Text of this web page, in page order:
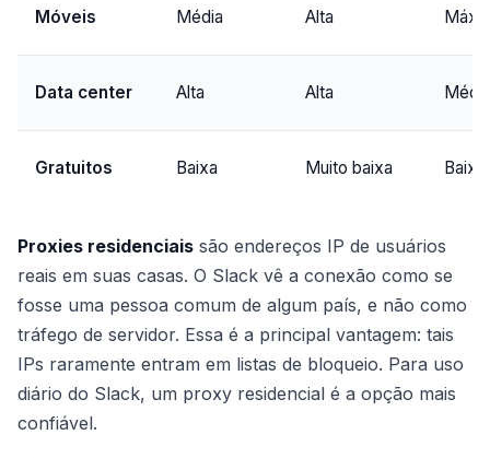
Móveis Média Alta
Data center Alta Alta Média
Gratuitos Baixa Muito baixa Baixo
Proxies residenciais são endereços IP de usuários
reais em suas casas. O Slack vê a conexão como se
fosse uma pessoa comum de algum país, e não como
tráfego de servidor. Essa é a principal vantagem: tais
IPs raramente entram em listas de bloqueio. Para uso
diário do Slack, um proxy residencial é a opção mais
confiável.